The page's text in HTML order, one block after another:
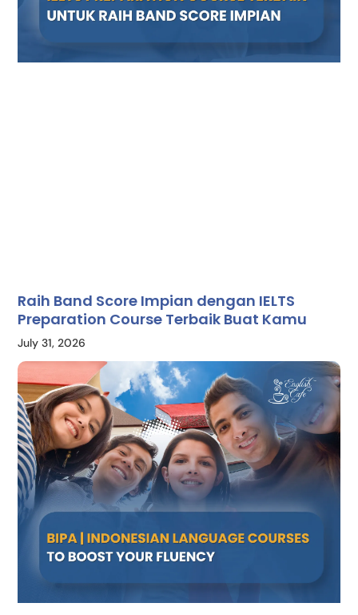
Raih Band Score Impian dengan IELTS
Preparation Course Terbaik Buat Kamu
July 31, 2026